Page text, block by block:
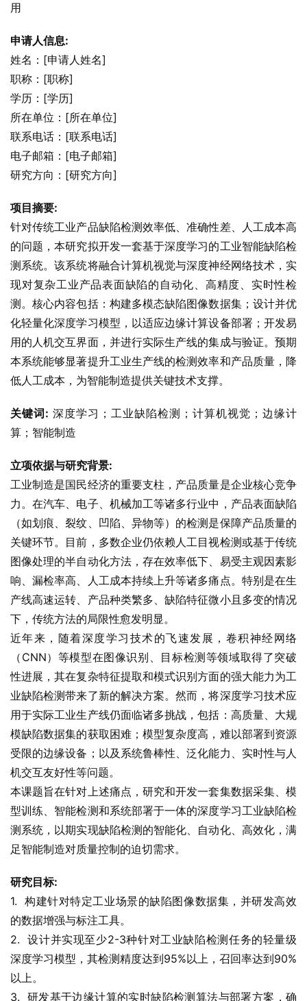
用
申请人信息:
姓名：[申请人姓名]
职称：[职称]
学历：[学历]
所在单位：[所在单位]
联系电话：[联系电话]
电子邮箱：[电子邮箱]
研究方向：[研究方向]
项目摘要:
针对传统工业产品缺陷检测效率低、准确性差、人工成本高
的问题，本研究拟开发一套基于深度学习的工业智能缺陷检
测系统。该系统将融合计算机视觉与深度神经网络技术，实
现对复杂工业产品表面缺陷的自动化、高精度、实时性检
测。核心内容包括：构建多模态缺陷图像数据集；设计并优
化轻量化深度学习模型，以适应边缘计算设备部署；开发易
用的人机交互界面，并进行实际生产线的集成与验证。预期
本系统能够显著提升工业生产线的检测效率和产品质量，降
低人工成本，为智能制造提供关键技术支撑。
关键词: 深度学习；工业缺陷检测；计算机视觉；边缘计
算；智能制造
立项依据与研究背景:
工业制造是国民经济的重要支柱，产品质量是企业核心竞争
力。在汽车、电子、机械加工等诸多行业中，产品表面缺陷
（如划痕、裂纹、凹陷、异物等）的检测是保障产品质量的
关键环节。目前，多数企业仍依赖人工目视检测或基于传统
图像处理的半自动化方法，存在效率低下、易受主观因素影
响、漏检率高、人工成本持续上升等诸多痛点。特别是在生
产线高速运转、产品种类繁多、缺陷特征微小且多变的情况
下，传统方法的局限性愈发明显。
近年来，随着深度学习技术的飞速发展，卷积神经网络
（CNN）等模型在图像识别、目标检测等领域取得了突破
性进展，其在复杂特征提取和模式识别方面的强大能力为工
业缺陷检测带来了新的解决方案。然而，将深度学习技术应
用于实际工业生产线仍面临诸多挑战，包括：高质量、大规
模缺陷数据集的获取困难；模型复杂度高，难以部署到资源
受限的边缘设备；以及系统鲁棒性、泛化能力、实时性与人
机交互友好性等问题。
本课题旨在针对上述痛点，研究和开发一套集数据采集、模
型训练、智能检测和系统部署于一体的深度学习工业缺陷检
测系统，以期实现缺陷检测的智能化、自动化、高效化，满
足智能制造对质量控制的迫切需求。
研究目标:
1.  构建针对特定工业场景的缺陷图像数据集，并研发高效
的数据增强与标注工具。
2.  设计并实现至少2-3种针对工业缺陷检测任务的轻量级
深度学习模型，其检测精度达到95%以上，召回率达到90%
以上。
3.  研发基于边缘计算的实时缺陷检测算法与部署方案，确